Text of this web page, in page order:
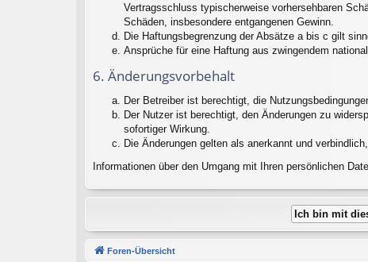
Vertragsschluss typischerweise vorhersehbaren
Schäden, insbesondere entgangenen Gewinn.
Die Haftungsbegrenzung der Absätze a bis c gilt
Ansprüche für eine Haftung aus zwingendem
6. Änderungsvorbehalt
Der Betreiber ist berechtigt, die
Der Nutzer ist berechtigt, den Änderungen zu
sofortiger Wirkung.
Die Änderungen gelten als anerkannt und
Informationen über den Umgang mit Ihren persönlichen
Foren-Übersicht